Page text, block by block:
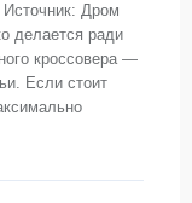
Дром
делается ради
кроссовера —
Если стоит